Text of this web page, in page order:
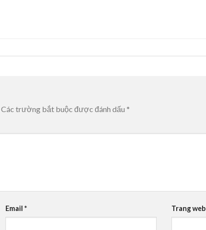
Các trường bắt buộc được đánh dấu *
Email * Trang web